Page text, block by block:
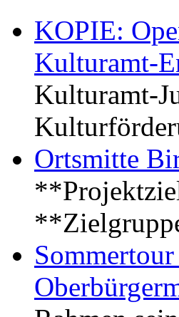
KOPIE:
Kulturamt-
Kulturamt-
Ortsmitte